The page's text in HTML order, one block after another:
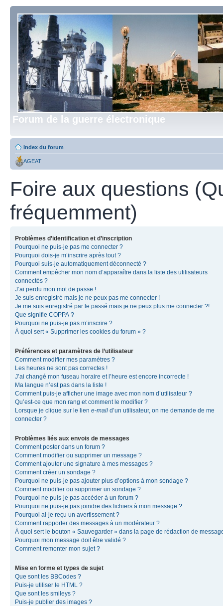
Forum de la guerre électronique
Index du forum
AGEAT
Foire aux questions
fréquemment)
Problèmes d’identification et d’inscription
Pourquoi ne puis-je pas me connecter ?
Pourquoi dois-je m’inscrire après tout ?
Pourquoi suis-je automatiquement déconnecté ?
Comment empêcher mon nom d’apparaître dans la liste des utilisateurs
connectés ?
J’ai perdu mon mot de passe !
Je suis enregistré mais je ne peux pas me connecter !
Je me suis enregistré par le passé mais je ne peux plus me connecter ?!
Que signifie COPPA ?
Pourquoi ne puis-je pas m’inscrire ?
À quoi sert « Supprimer les cookies du forum » ?
Préférences et paramètres de l’utilisateur
Comment modifier mes paramètres ?
Les heures ne sont pas correctes !
J’ai changé mon fuseau horaire et l’heure est encore incorrecte !
Ma langue n’est pas dans la liste !
Comment puis-je afficher une image avec mon nom d’utilisateur ?
Qu’est-ce que mon rang et comment le modifier ?
Lorsque je clique sur le lien e-mail d’un utilisateur, on me demande de me
connecter ?
Problèmes liés aux envois de messages
Comment poster dans un forum ?
Comment modifier ou supprimer un message ?
Comment ajouter une signature à mes messages ?
Comment créer un sondage ?
Pourquoi ne puis-je pas ajouter plus d’options à mon sondage ?
Comment modifier ou supprimer un sondage ?
Pourquoi ne puis-je pas accéder à un forum ?
Pourquoi ne puis-je pas joindre des fichiers à mon message ?
Pourquoi ai-je reçu un avertissement ?
Comment rapporter des messages à un modérateur ?
À quoi sert le bouton « Sauvegarder » dans la page de rédaction de
Pourquoi mon message doit être validé ?
Comment remonter mon sujet ?
Mise en forme et types de sujet
Que sont les BBCodes ?
Puis-je utiliser le HTML ?
Que sont les smileys ?
Puis-je publier des images ?